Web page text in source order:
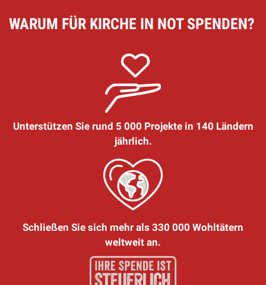
WARUM FÜR KIRCHE IN NOT SPENDEN?
Unterstützen Sie rund 5 000 Projekte in 140 Ländern
jährlich.
Schließen Sie sich mehr als 330 000 Wohltätern
weltweit an.